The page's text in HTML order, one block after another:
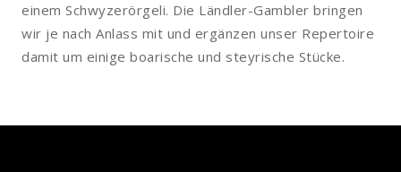
einem Schwyzerörgeli. Die Ländler-Gambler bringen
wir je nach Anlass mit und ergänzen unser Repertoire
damit um einige boarische und steyrische Stücke.